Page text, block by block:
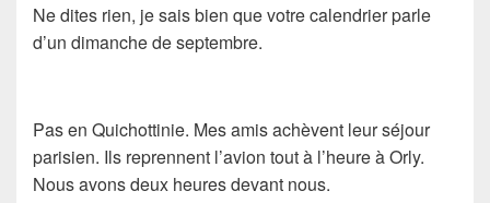
Ne dites rien, je sais bien que votre calendrier parle
d’un dimanche de septembre.
Pas en Quichottinie. Mes amis achèvent leur séjour
parisien. Ils reprennent l’avion tout à l’heure à Orly.
Nous avons deux heures devant nous.